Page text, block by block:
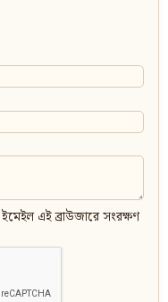
এই ব্রাউজারে সংরক্ষণ